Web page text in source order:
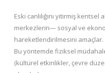
Eski canlılığını yitirmiş
merkezlerin— sosyal ve
hareketlendirilmesini amaçlar.
Bu yöntemde fiziksel
(kültürel etkinlikler, çevre